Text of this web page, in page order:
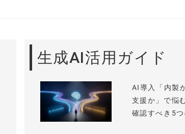
生成AI活用ガイド
AI導入「内製
支援か」で悩
確認すべき5つ